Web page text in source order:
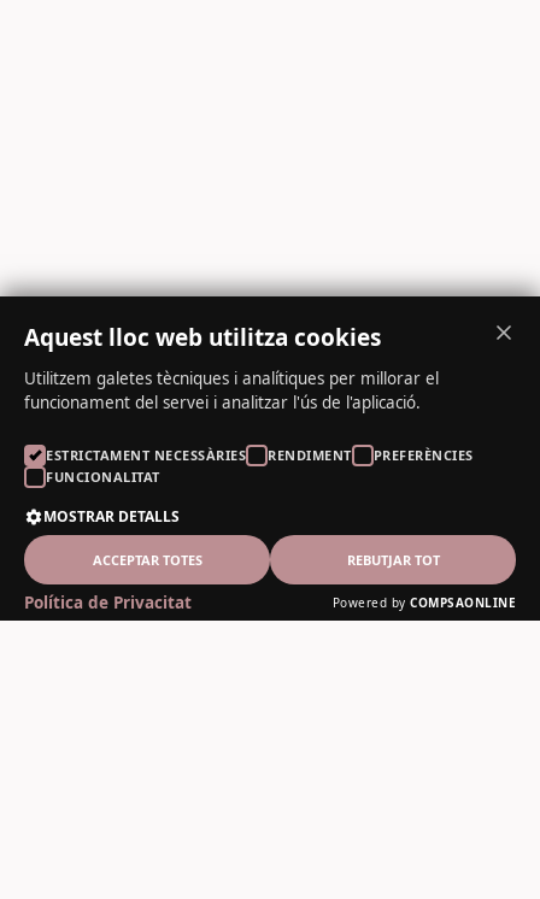
Aquest lloc web utilitza cookies
Utilitzem galetes tècniques i analítiques per millorar el
funcionament del servei i analitzar l'ús de l'aplicació.
ESTRICTAMENT NECESSÀRIES RENDIMENT
PREFERÈNCIES
FUNCIONALITAT
MOSTRAR DETALLS
ACCEPTAR TOTES REBUTJAR TOT
Política de Privacitat Powered by COMPSAONLINE